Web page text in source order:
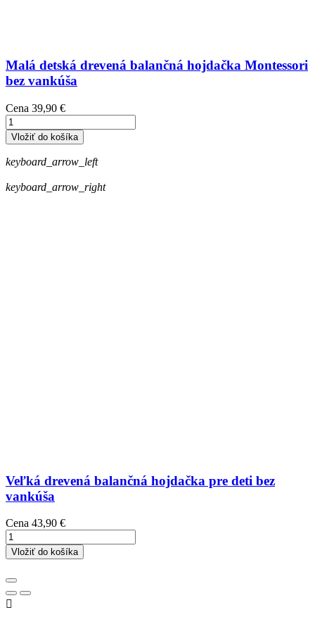
Malá detská drevená balančná hojdačka Montessori
bez vankúša
Cena 39,90 €
Vložiť do košíka
keyboard_arrow_left
keyboard_arrow_right
Veľká drevená balančná hojdačka pre deti bez
vankúša
Cena 43,90 €
Vložiť do košíka
